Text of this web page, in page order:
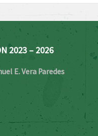
2023 – 2026
E. Vera Paredes